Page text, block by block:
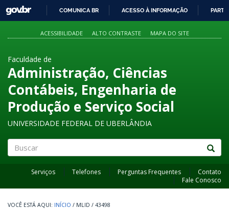
PARA
O
GOVBR
COMUNICA BR ACESSO À INFORMAÇÃO
ACESSIBILIDADE ALTO CONTRASTE MAPA DO SITE
Faculdade de
Administração, Ciências
Contábeis, Engenharia de
Produção e Serviço Social
UNIVERSIDADE FEDERAL DE UBERLÂNDIA
Serviços Telefones Perguntas Frequentes
Contato
Fale Conosco
INÍCIO / MLID / 43498